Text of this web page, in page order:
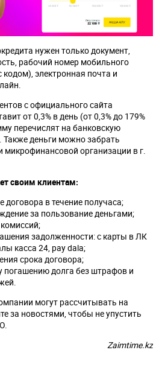
нужен только документ,
рабочий номер мобильного
кодом), электронная почта и
с официального сайта
от 0,3% в день (от 0,3% до 179%
перечислят на банковскую
Также деньги можно забрать
организации в г.
своим клиентам:
в течение получаса;
за пользование деньгами;
задолженности: с карты в ЛК
касса 24, pay dala;
срока договора;
погашению долга без штрафов и
могут рассчитывать на
за новостями, чтобы не упустить
Zaimtime.kz